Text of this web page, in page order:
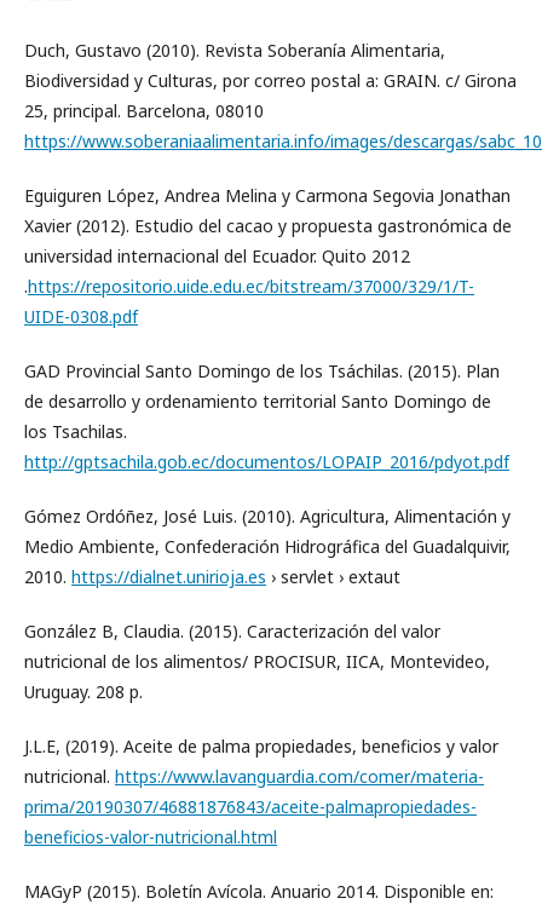
Duch, Gustavo (2010). Revista Soberanía Alimentaria,
Biodiversidad y Culturas, por correo postal a: GRAIN. c/ Girona
25, principal. Barcelona, 08010
https://www.soberaniaalimentaria.info/images/descargas/
Eguiguren López, Andrea Melina y Carmona Segovia Jonathan
Xavier (2012). Estudio del cacao y propuesta gastronómica de
universidad internacional del Ecuador. Quito 2012
.https://repositorio.uide.edu.ec/bitstream/37000/329/1/T-
UIDE-0308.pdf
GAD Provincial Santo Domingo de los Tsáchilas. (2015). Plan
de desarrollo y ordenamiento territorial Santo Domingo de
los Tsachilas.
http://gptsachila.gob.ec/documentos/LOPAIP_2016/pdyot.pdf
Gómez Ordóñez, José Luis. (2010). Agricultura, Alimentación y
Medio Ambiente, Confederación Hidrográfica del Guadalquivir,
2010. https://dialnet.unirioja.es › servlet › extaut
González B, Claudia. (2015). Caracterización del valor
nutricional de los alimentos/ PROCISUR, IICA, Montevideo,
Uruguay. 208 p.
J.L.E, (2019). Aceite de palma propiedades, beneficios y valor
nutricional. https://www.lavanguardia.com/comer/materia-
prima/20190307/46881876843/aceite-palmapropiedades-
beneficios-valor-nutricional.html
MAGyP (2015). Boletín Avícola. Anuario 2014. Disponible en: